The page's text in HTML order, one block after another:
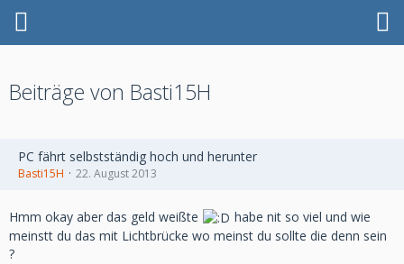
Beiträge von Basti15H
PC fährt selbstständig hoch und herunter
Basti15H 22. August 2013
Hmm okay aber das geld weißte
habe nit so viel und wie
meinstt du das mit Lichtbrücke wo meinst du sollte die denn sein
?